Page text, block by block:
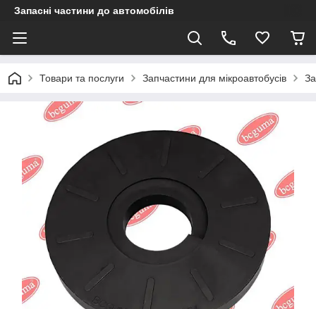
Запасні частини до автомобілів
Товари та послуги Запчастини для мікроавтобусів